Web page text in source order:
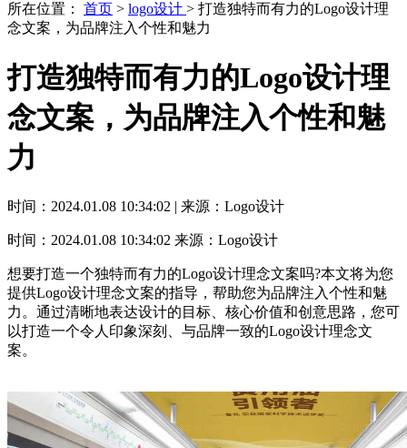
所在位置： 首页 > logo设计 > 打造独特而有力的Logo设计理
念文案，为品牌注入个性和魅力
打造独特而有力的Logo设计理
念文案，为品牌注入个性和魅
力
时间：2024.01.08 10:34:02 | 来源：Logo设计
时间：2024.01.08 10:34:02 来源：Logo设计
想要打造一个独特而有力的Logo设计理念文案吗?本文将为您
提供Logo设计理念文案的指导，帮助您为品牌注入个性和魅
力。通过清晰地表达设计的目标、核心价值和创意思路，您可
以打造一个令人印象深刻、与品牌一致的Logo设计理念文
案。